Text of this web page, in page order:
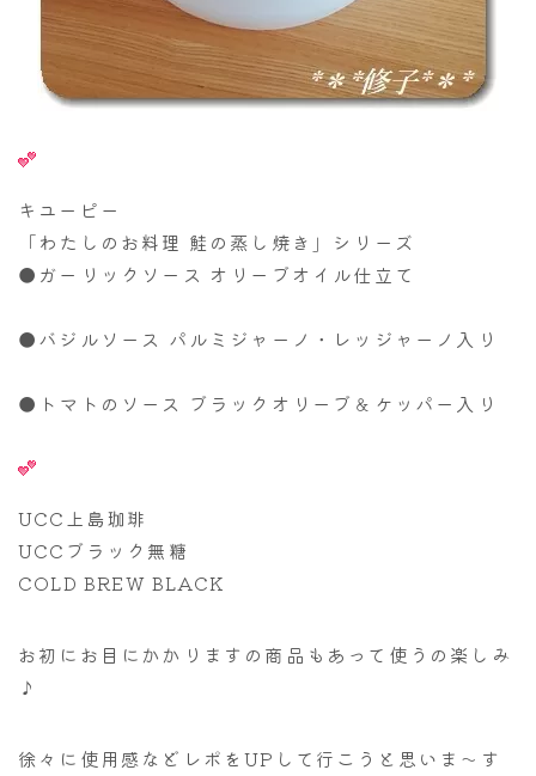
キユーピー
「わたしのお料理 鮭の蒸し焼き」シリーズ
●ガーリックソース オリーブオイル仕立て
●バジルソース パルミジャーノ・レッジャーノ入り
●トマトのソース ブラックオリーブ＆ケッパー入り
UCC上島珈琲
UCCブラック無糖
COLD BREW BLACK
お初にお目にかかりますの商品もあって使うの楽しみ
♪
徐々に使用感などレポをUPして行こうと思いま～す